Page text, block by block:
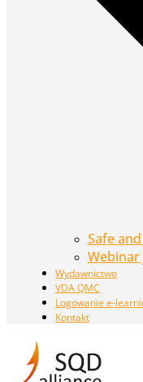
Safe
Wydawnictwo
VDA QMC
Logowanie e-
Kontakt